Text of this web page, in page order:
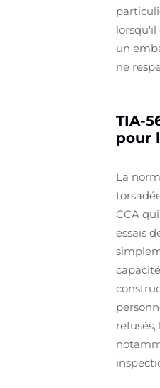
lorsqu'il
un
ne
TIA-
pour
La
CCA
essais